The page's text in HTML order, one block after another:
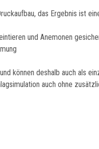
das Ergebnis ist
und Anemonen
können deshalb auch als
auch ohne